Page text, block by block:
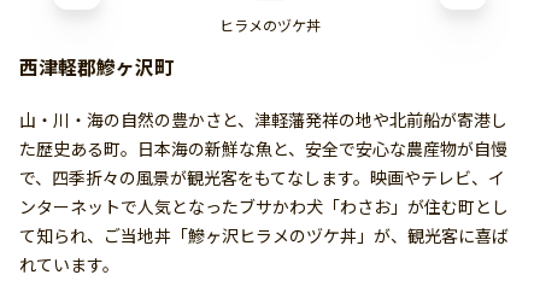
ヒラメのヅケ丼
西津軽郡鰺ヶ沢町
山・川・海の自然の豊かさと、津軽藩発祥の地や北前船が寄港し
た歴史ある町。日本海の新鮮な魚と、安全で安心な農産物が自慢
で、四季折々の風景が観光客をもてなします。映画やテレビ、イ
ンターネットで人気となったブサかわ犬「わさお」が住む町とし
て知られ、ご当地丼「鰺ヶ沢ヒラメのヅケ丼」が、観光客に喜ば
れています。